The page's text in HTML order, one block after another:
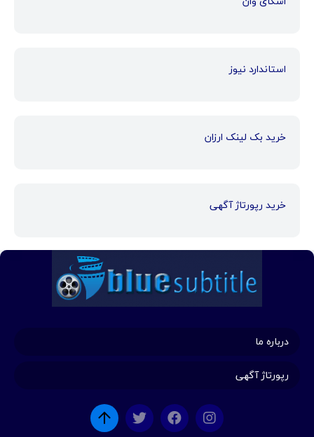
استاندارد نیوز
خرید بک لینک ارزان
خرید رپورتاژ آگهی
درباره ما
رپورتاژ آگهی